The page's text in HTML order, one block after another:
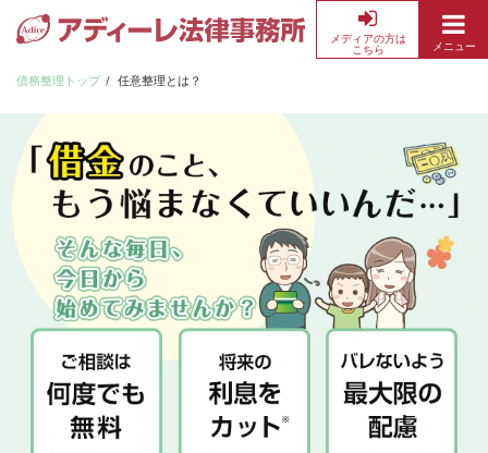
務
の
無
メディアの方は
こちら
メニュー
債務整理トップ 任意整理とは？